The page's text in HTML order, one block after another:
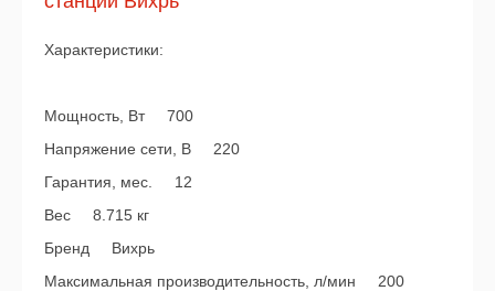
Характеристики:
Мощность, Вт 700
Напряжение сети, В 220
Гарантия, мес. 12
Вес 8.715 кг
Бренд Вихрь
Максимальная производительность, л/мин 200